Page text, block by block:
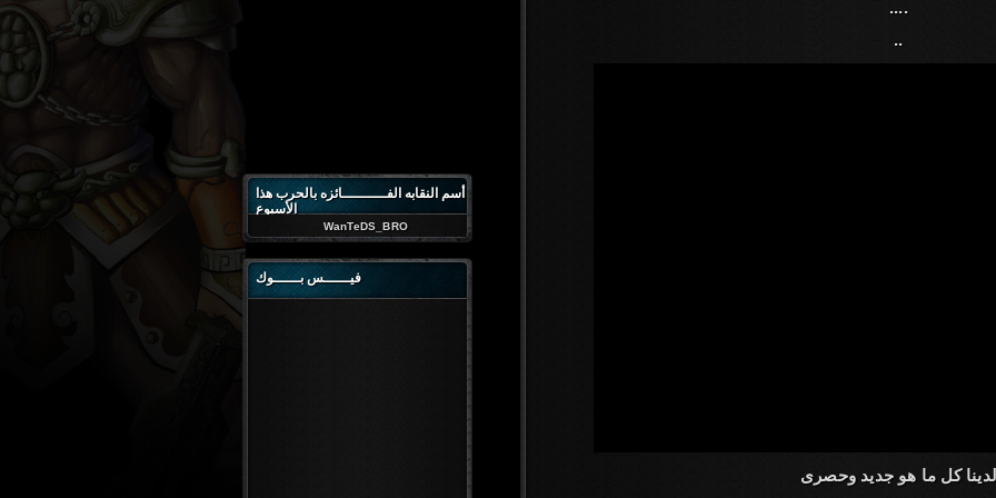
أسم النقابه الفــــــــــائزه بالحرب هذا
الأسبوع
WanTeDS_BRO
فيــــــس بــــــوك
....
..
لدينا كل ما هو جديد وحصرى